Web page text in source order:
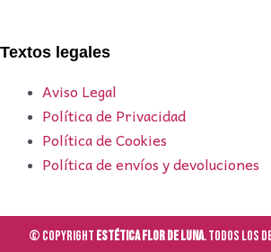
Textos legales
Aviso Legal
Política de Privacidad
Política de Cookies
Política de envíos y devoluciones
© Copyright Estética Flor de Luna. Todos los